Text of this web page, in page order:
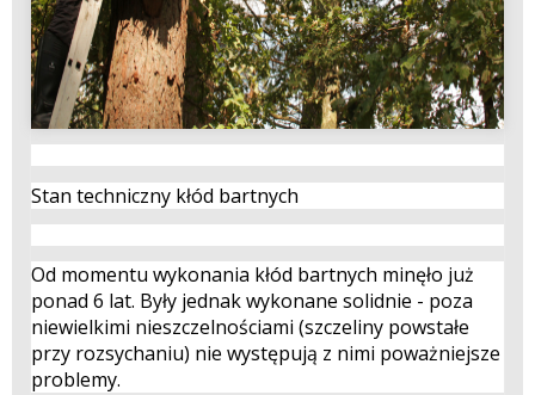
Stan techniczny kłód bartnych
Od momentu wykonania kłód bartnych minęło już
ponad 6 lat. Były jednak wykonane solidnie - poza
niewielkimi nieszczelnościami (szczeliny powstałe
przy rozsychaniu) nie występują z nimi poważniejsze
problemy.